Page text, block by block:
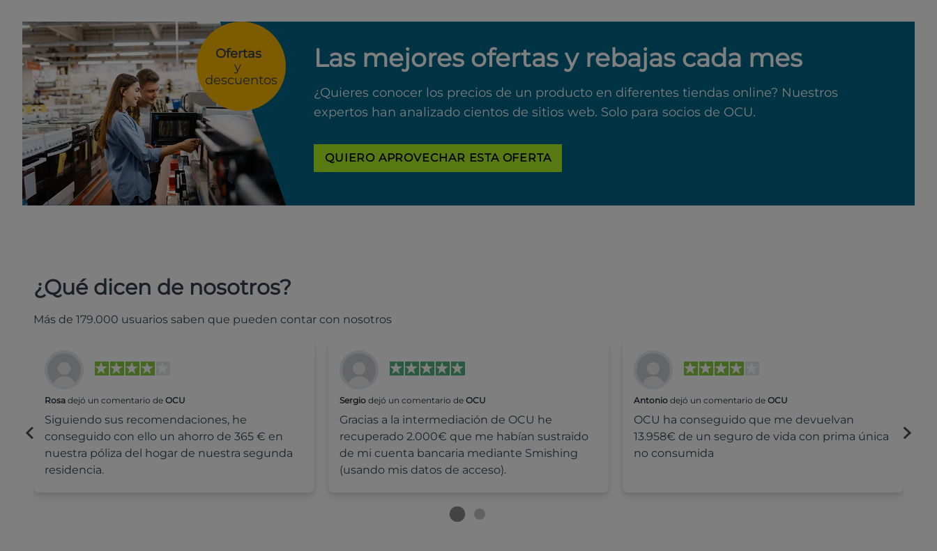
Ofertas
y
descuentos
Las mejores ofertas y rebajas cada mes
¿Quieres conocer los precios de un producto en diferentes tiendas online? Nuestros
expertos han analizado cientos de sitios web. Solo para socios de OCU.
QUIERO APROVECHAR ESTA OFERTA
¿Qué dicen de nosotros?
Más de 179.000 usuarios saben que pueden contar con nosotros
Rosa dejó un comentario de OCU
Siguiendo sus recomendaciones, he
conseguido con ello un ahorro de 365 € en
nuestra póliza del hogar de nuestra segunda
residencia.
Sergiodejó un comentario de OCU
Gracias a la intermediación de OCU he
recuperado 2.000€ que me habían sustraido
de mi cuenta bancaria mediante Smishing
(usando mis datos de acceso).
Antonio dejó un comentario deOCU
OCU ha conseguido que me devuelvan
13.958€ de un seguro de vida con prima única
no consumida